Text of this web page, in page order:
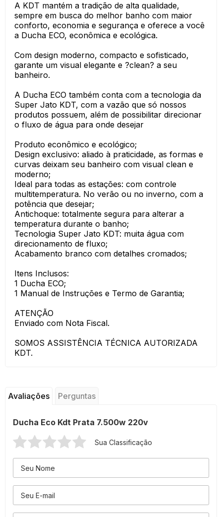
A KDT mantém a tradição de alta qualidade,
sempre em busca do melhor banho com maior
conforto, economia e segurança e oferece a você
a Ducha ECO, econômica e ecológica.
Com design moderno, compacto e sofisticado,
garante um visual elegante e ?clean? a seu
banheiro.
A Ducha ECO também conta com a tecnologia da
Super Jato KDT, com a vazão que só nossos
produtos possuem, além de possibilitar direcionar
o fluxo de água para onde desejar
Produto econômico e ecológico;
Design exclusivo: aliado à praticidade, as formas e
curvas deixam seu banheiro com visual clean e
moderno;
Ideal para todas as estações: com controle
multitemperatura. No verão ou no inverno, com a
potência que desejar;
Antichoque: totalmente segura para alterar a
temperatura durante o banho;
Tecnologia Super Jato KDT: muita água com
direcionamento de fluxo;
Acabamento branco com detalhes cromados;
Itens Inclusos:
1 Ducha ECO;
1 Manual de Instruções e Termo de Garantia;
ATENÇÃO
Enviado com Nota Fiscal.
SOMOS ASSISTÊNCIA TÉCNICA AUTORIZADA
KDT.
Avaliações Perguntas
Ducha Eco Kdt Prata 7.500w 220v
Sua Classificação